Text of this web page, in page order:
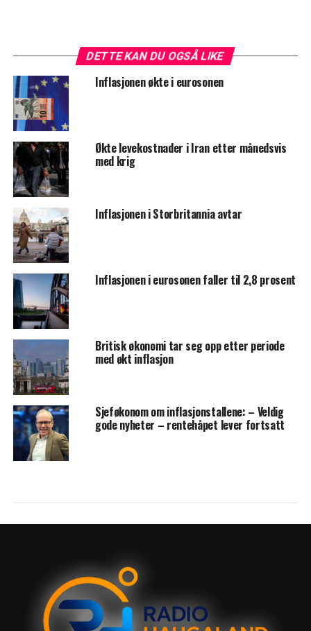
DETTE KAN DU OGSÅ LIKE
Inflasjonen økte i eurosonen
Økte levekostnader i Iran etter månedsvis
med krig
Inflasjonen i Storbritannia avtar
Inflasjonen i eurosonen faller til 2,8 prosent
Britisk økonomi tar seg opp etter periode
med økt inflasjon
Sjeføkonom om inflasjonstallene: – Veldig
gode nyheter – rentehåpet lever fortsatt